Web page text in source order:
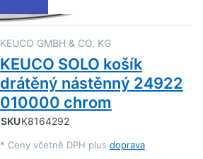
KEUCO GMBH & CO. KG
KEUCO SOLO košík
drátěný nástěnný 24922
010000 chrom
SKUK8164292
* Ceny včetně DPH plus doprava